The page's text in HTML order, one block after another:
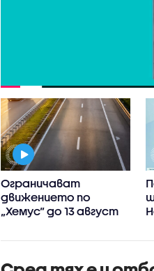
Ограничават
движението по
„Хемус“ до 13 август